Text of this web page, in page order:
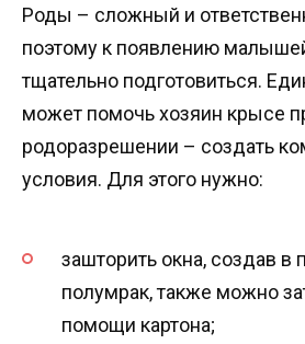
Роды – сложный и
поэтому к появлению
тщательно подготовиться.
может помочь хозяин крысе
родоразрешении – создать
условия. Для этого нужно:
зашторить окна, создав
полумрак, также можно
помощи картона;